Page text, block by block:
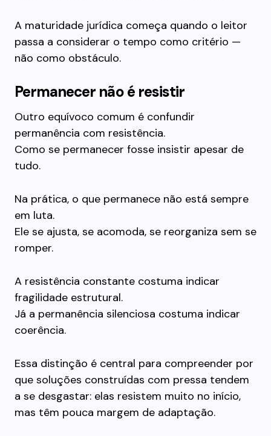
A maturidade jurídica começa quando o leitor
passa a considerar o tempo como critério —
não como obstáculo.
Permanecer não é resistir
Outro equívoco comum é confundir
permanência com resistência.
Como se permanecer fosse insistir apesar de
tudo.
Na prática, o que permanece não está sempre
em luta.
Ele se ajusta, se acomoda, se reorganiza sem se
romper.
A resistência constante costuma indicar
fragilidade estrutural.
Já a permanência silenciosa costuma indicar
coerência.
Essa distinção é central para compreender por
que soluções construídas com pressa tendem
a se desgastar: elas resistem muito no início,
mas têm pouca margem de adaptação.